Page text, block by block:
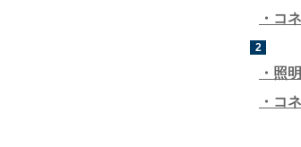
コ
2
照
コ